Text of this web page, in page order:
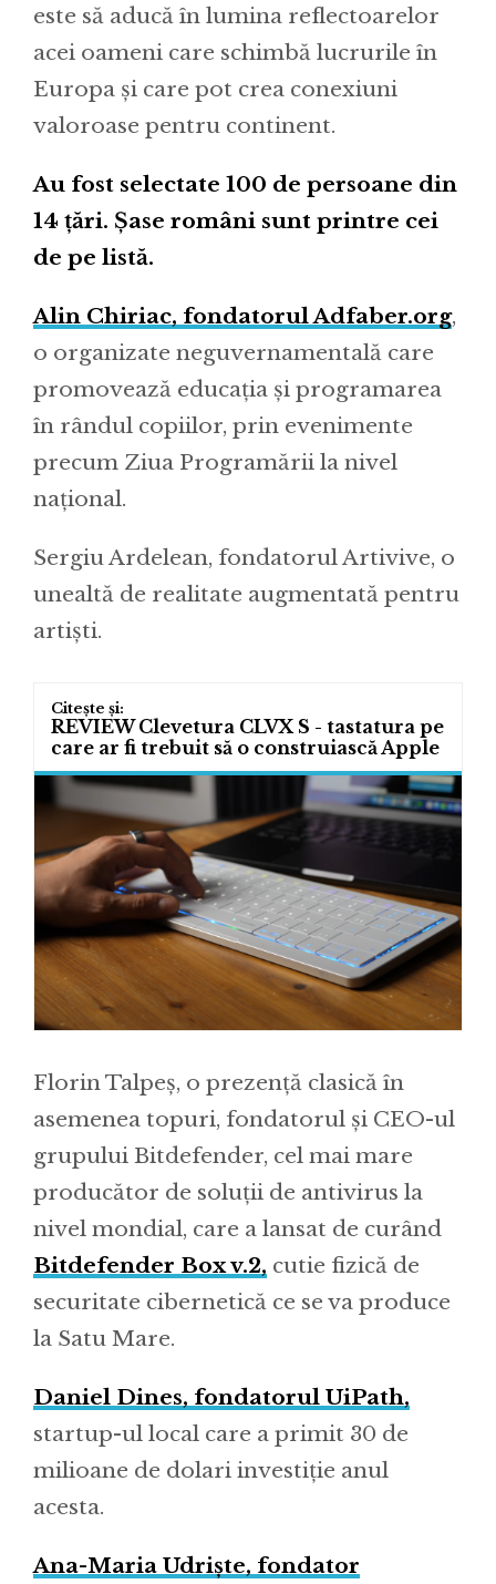
este să aducă în lumina reflectoarelor
acei oameni care schimbă lucrurile în
Europa și care pot crea conexiuni
valoroase pentru continent.
Au fost selectate 100 de persoane din
14 țări. Șase români sunt printre cei
de pe listă.
Alin Chiriac, fondatorul Adfaber.org,
o organizate neguvernamentală care
promovează educația și programarea
în rândul copiilor, prin evenimente
precum Ziua Programării la nivel
național.
Sergiu Ardelean, fondatorul Artivive, o
unealtă de realitate augmentată pentru
artiști.
REVIEW Clevetura CLVX S - tastatura pe
care ar fi trebuit să o construiască Apple
Florin Talpeș, o prezență clasică în
asemenea topuri, fondatorul și CEO-ul
grupului Bitdefender, cel mai mare
producător de soluții de antivirus la
nivel mondial, care a lansat de curând
Bitdefender Box v.2, cutie fizică de
securitate cibernetică ce se va produce
la Satu Mare.
Daniel Dines, fondatorul UiPath,
startup-ul local care a primit 30 de
milioane de dolari investiție anul
acesta.
Ana-Maria Udriște, fondator